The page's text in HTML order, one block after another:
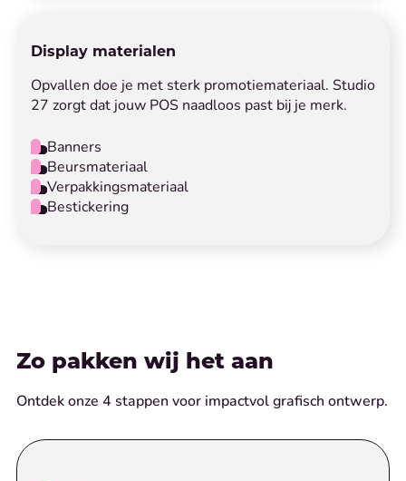
Display materialen
Opvallen doe je met sterk promotiemateriaal. Studio
27 zorgt dat jouw POS naadloos past bij je merk.
Banners
Beursmateriaal
Verpakkingsmateriaal
Bestickering
Zo pakken wij het aan
Ontdek onze 4 stappen voor impactvol grafisch ontwerp.